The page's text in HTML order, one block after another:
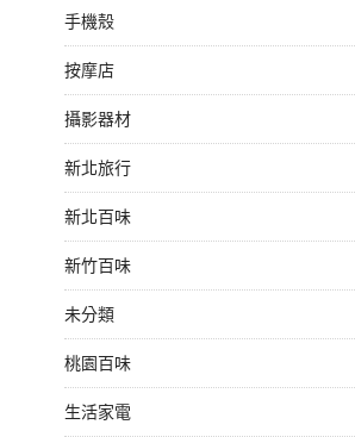
手機殼
按摩店
攝影器材
新北旅行
新北百味
新竹百味
未分類
桃園百味
生活家電